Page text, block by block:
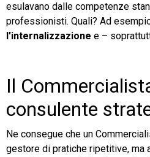
esulavano dalle competenze
professionisti. Quali? Ad
l’internalizzazione e –
Il
consulente
Ne consegue che un
gestore di pratiche ripetitive, ma